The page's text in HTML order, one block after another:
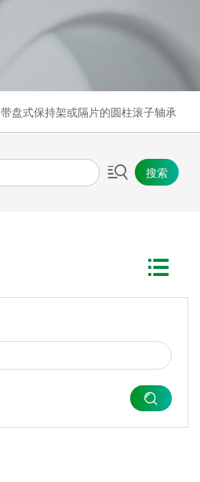
带盘式保持架或隔片的圆柱滚子轴承
搜索